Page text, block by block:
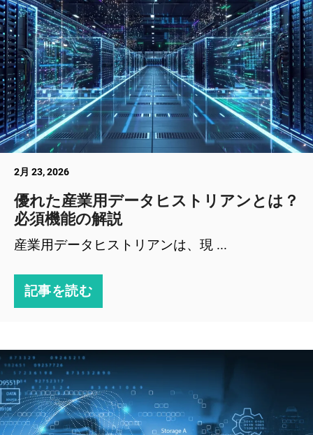
2月 23, 2026
優れた産業用データヒストリアンとは？
必須機能の解説
産業用データヒストリアンは、現 ...
記事を読む